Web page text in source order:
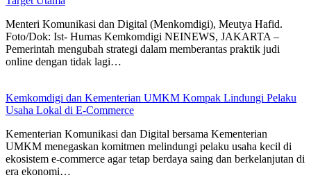
Menteri Komunikasi dan Digital (Menkomdigi), Meutya Hafid.
Foto/Dok: Ist- Humas Kemkomdigi NEINEWS, JAKARTA –
Pemerintah mengubah strategi dalam memberantas praktik judi
online dengan tidak lagi…
Kemkomdigi dan Kementerian UMKM Kompak Lindungi Pelaku
Usaha Lokal di E-Commerce
Kementerian Komunikasi dan Digital bersama Kementerian
UMKM menegaskan komitmen melindungi pelaku usaha kecil di
ekosistem e-commerce agar tetap berdaya saing dan berkelanjutan di
era ekonomi…